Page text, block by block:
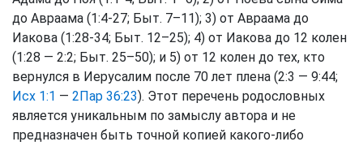
до Авраама (1:4-27; Быт. 7–11); 3) от Авраама до
Иакова (1:28-34; Быт. 12–25); 4) от Иакова до 12 колен
(1:28 — 2:2; Быт. 25–50); и 5) от 12 колен до тех, кто
вернулся в Иерусалим после 70 лет плена (2:3 — 9:44;
Исх 1:1 — 2Пар 36:23). Этот перечень родословных
является уникальным по замыслу автора и не
предназначен быть точной копией какого-либо